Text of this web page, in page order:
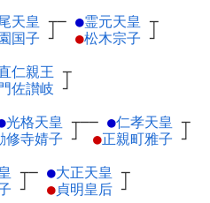
天皇 ┬
国子 ┘
─ ●霊元天皇 ┬
●松木宗子 ┘
仁親王 ┬
佐讃岐 ┘
光格天皇 ┬
修寺婧子 ┘
── ●仁孝天皇 ┬
●正親町雅子 ┘
┬
┘
─ ●大正天皇 ┬
●貞明皇后 ┘